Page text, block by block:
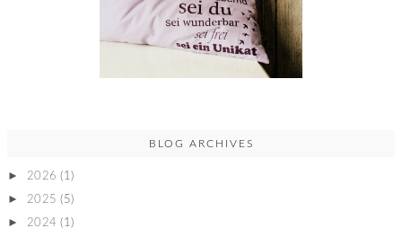
BLOG ARCHIVES
► 2026 (1)
► 2025 (5)
► 2024 (1)